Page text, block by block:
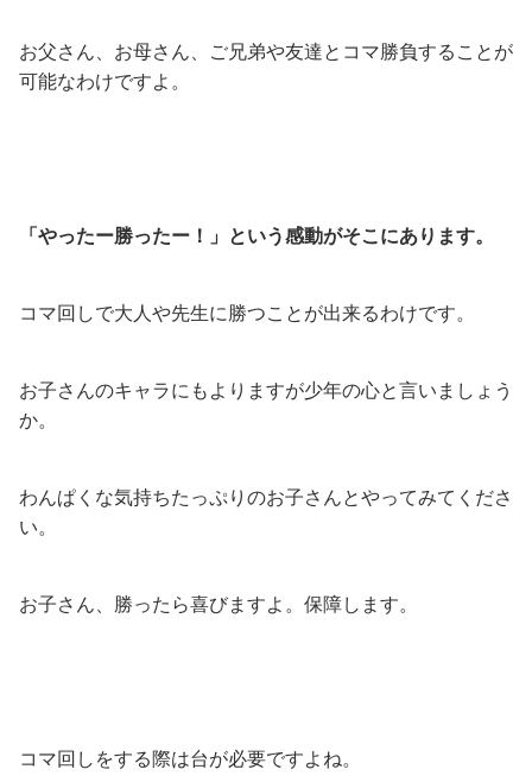
お父さん、お母さん、ご兄弟や友達とコマ勝負することが
可能なわけですよ。
「やったー勝ったー！」という感動がそこにあります。
コマ回しで大人や先生に勝つことが出来るわけです。
お子さんのキャラにもよりますが少年の心と言いましょう
か。
わんぱくな気持ちたっぷりのお子さんとやってみてくださ
い。
お子さん、勝ったら喜びますよ。保障します。
コマ回しをする際は台が必要ですよね。